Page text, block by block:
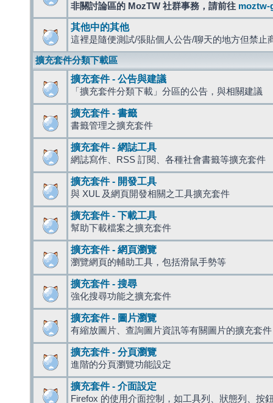
非關討論區的 MozTW 社群事務，請前往 moztw-
其他中的其他
這裡是隨便測試/張貼個人公告/聊天的地方但禁止
擴充套件分類下載區
擴充套件 - 公告與建議
「擴充套件分類下載」分區的公告，與相關建議
擴充套件 - 書籤
書籤管理之擴充套件
擴充套件 - 網誌工具
網誌寫作、RSS 訂閱、各種社會書籤等擴充套件
擴充套件 - 開發工具
與 XUL 及網頁開發相關之工具擴充套件
擴充套件 - 下載工具
幫助下載檔案之擴充套件
擴充套件 - 網頁瀏覽
瀏覽網頁的輔助工具，包括滑鼠手勢等
擴充套件 - 搜尋
強化搜尋功能之擴充套件
擴充套件 - 圖片瀏覽
有縮放圖片、查詢圖片資訊等有關圖片的擴充套件
擴充套件 - 分頁瀏覽
進階的分頁瀏覽功能設定
擴充套件 - 介面設定
Firefox 的使用介面控制，如工具列、狀態列、按